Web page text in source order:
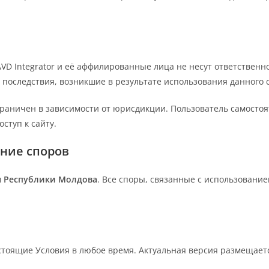
Integrator и её аффилированные лица не несут
возникшие в результате использования данного
в зависимости от юрисдикции. Пользователь
к сайту.
споров
Республики Молдова. Все споры, связанные с
Условия в любое время. Актуальная версия